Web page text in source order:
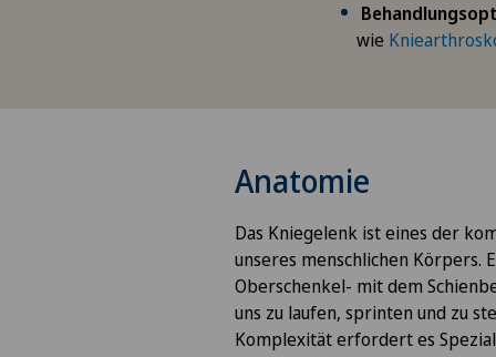
wie
Anatomie
Das Kniegelenk ist eines der
unseres menschlichen Körpers.
Oberschenkel- mit dem
uns zu laufen, sprinten und zu
Komplexität erfordert es